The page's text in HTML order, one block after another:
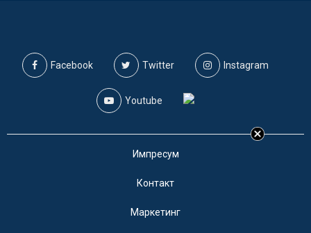
Facebook Twitter Instagram
Youtube
Импресум
Контакт
Маркетинг